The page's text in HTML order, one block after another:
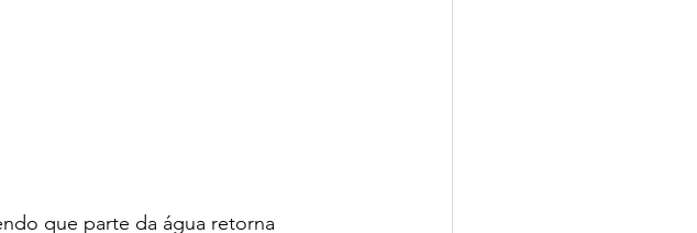
que parte da água retorna